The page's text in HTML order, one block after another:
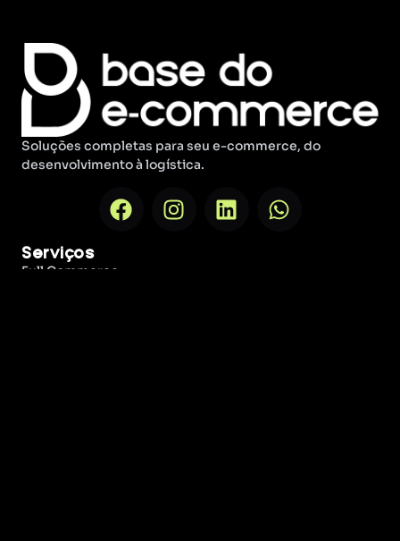
Soluções completas para seu e-commerce, do
desenvolvimento à logística.
Serviços
Full Commerce